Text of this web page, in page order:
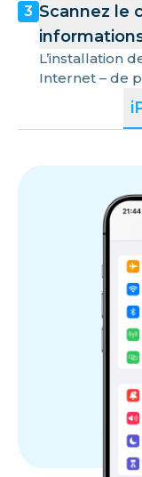
3 Scannez le
L’installation
Internet – de